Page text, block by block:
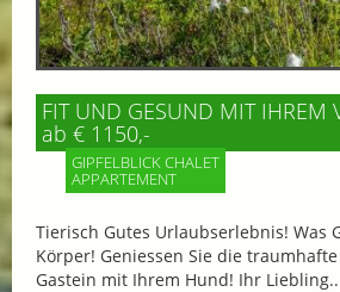
FIT UND GESUND MIT IHREM
ab € 1150,-
GIPFELBLICK CHALET
APPARTEMENT
Tierisch Gutes Urlaubserlebnis! Was
Körper! Geniessen Sie die
Gastein mit Ihrem Hund! Ihr